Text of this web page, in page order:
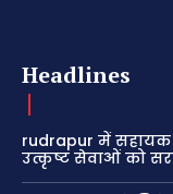
Headlines
rudrapur में सहायक
उत्कृष्ट सेवाओं को